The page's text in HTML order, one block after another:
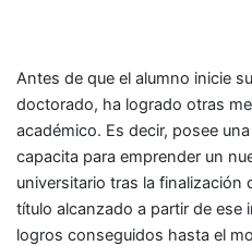
Antes de que el alumno inicie
doctorado, ha logrado otras
académico. Es decir, posee
capacita para emprender un
universitario tras la finalización
título alcanzado a partir de ese
logros conseguidos hasta el